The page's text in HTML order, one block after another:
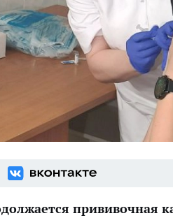
прививочная